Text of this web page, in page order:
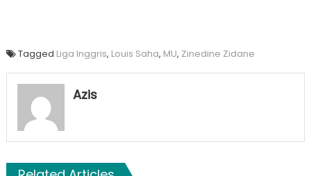
Tagged Liga Inggris, Louis Saha, MU, Zinedine Zidane
Azis